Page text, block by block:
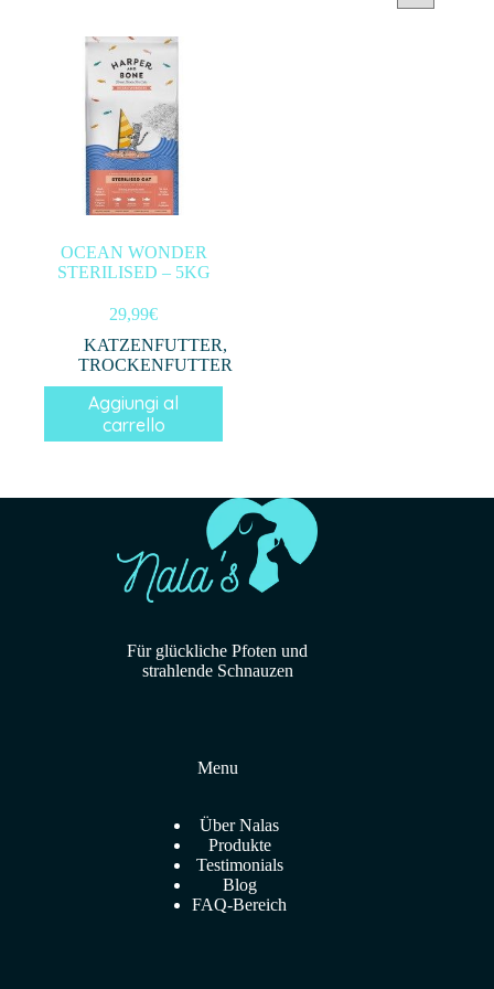
Categorie prodotto
Filtra per prezzo
In offerta(0)
Filtro
OCEAN WONDER
STERILISED – 5KG
29,99€
KATZENFUTTER,
TROCKENFUTTER
Aggiungi al
carrello
Für glückliche Pfoten und
strahlende Schnauzen
Menu
Über Nalas
Produkte
Testimonials
Blog
FAQ-Bereich